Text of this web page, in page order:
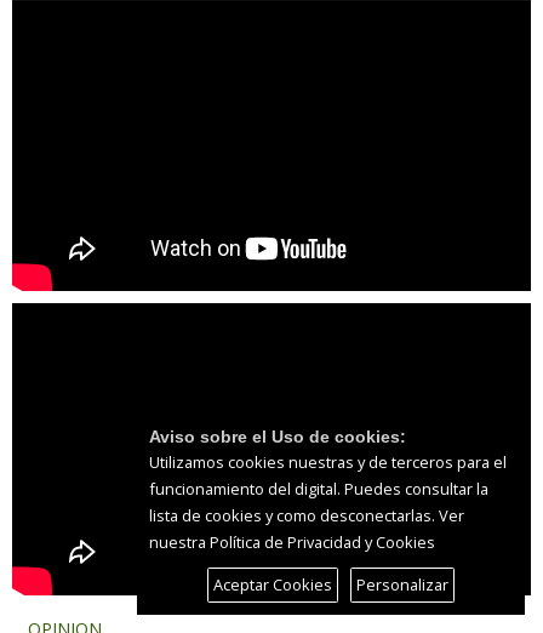
Aviso sobre el Uso de cookies:
Utilizamos cookies nuestras y de terceros para el
funcionamiento del digital. Puedes consultar la
lista de cookies y como desconectarlas. Ver
nuestra Política de Privacidad y Cookies
Aceptar Cookies
Personalizar